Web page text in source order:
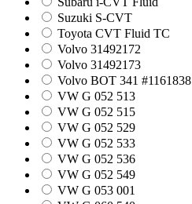
Suzuki S-CVT
Toyota CVT Fluid TC
Volvo 31492172
Volvo 31492173
Volvo BOT 341 #1161838
VW G 052 513
VW G 052 515
VW G 052 529
VW G 052 533
VW G 052 536
VW G 052 549
VW G 053 001